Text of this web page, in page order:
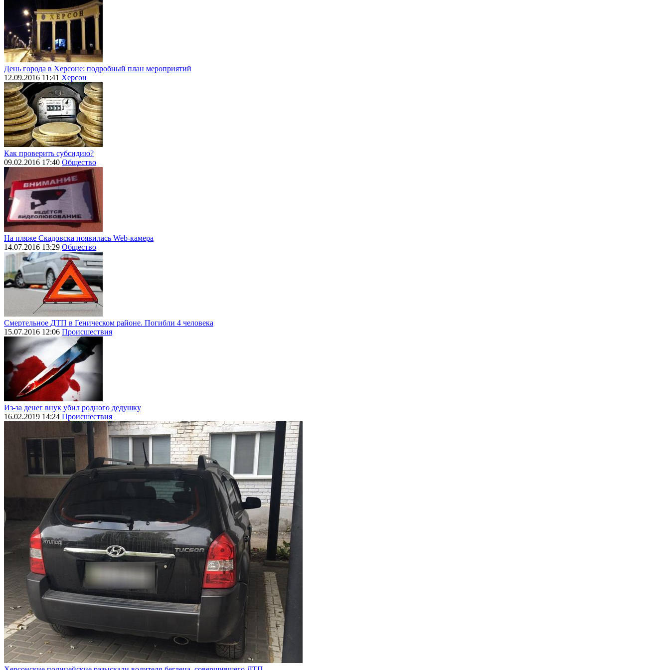
День города в Херсоне: подробный план мероприятий
12.09.2016 11:41 Херсон
Как проверить субсидию?
09.02.2016 17:40 Общество
На пляже Скадовска появилась Web-камера
14.07.2016 13:29 Общество
Смертельное ДТП в Геническом районе. Погибли 4 человека
15.07.2016 12:06 Происшествия
Из-за денег внук убил родного дедушку
16.02.2019 14:24 Происшествия